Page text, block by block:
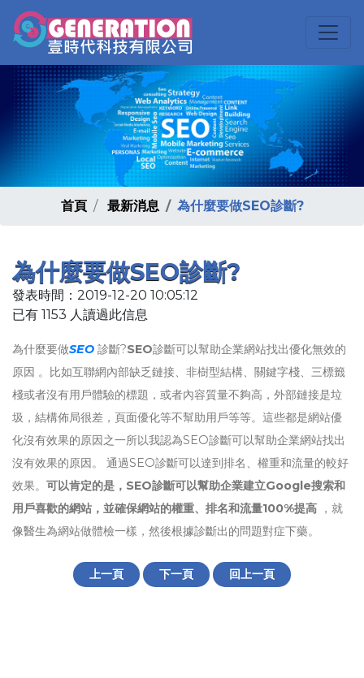
首頁 最新消息 為什麼要做SEO診斷?
為什麼要做SEO診斷?
發表時間：2019-12-20 10:05:12
已有 1153 人讀過此信息
為什麼要做SEO 診斷?SEO診斷可以幫助企業網站找出優化無效的
原因 。比如互聯網內部缺乏鏈接、非樹型結構、關鍵字棧、三標籤
棧或者沒有用戶體驗的標題，或者內容質量不夠高，外部鏈接是垃
圾，結構佈局很差，頁面優化等不幫助用戶等等。這些都是網站優
化沒有效果的原因之一所以我認為SEO診斷可以幫助企業網站找出
沒有效果的原因。 通過SEO診斷可以達到排名、權重和流量的較好
效果。 可以肯定的是，SEO診斷可以幫助企業建立Google搜索和
用戶喜歡的網站，並確保網站的權重、排名和流量100%提高 ，就
像醫生為網站做體檢一樣，然後根據診斷出的問題對症下藥。
上一頁 下一頁 回上一頁